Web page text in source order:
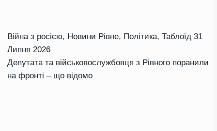
Війна з росією, Новини Рівне, Політика, Таблоїд 31
Липня 2026
Депутата та військовослужбовця з Рівного поранили
на фронті – що відомо